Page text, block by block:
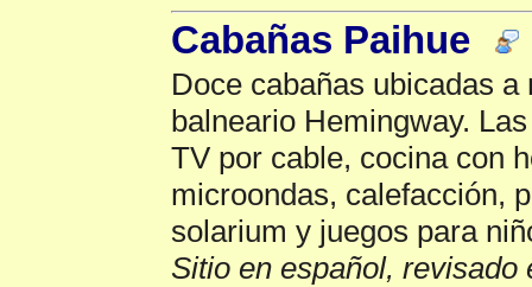
Cabañas Paihue
Doce cabañas ubicadas
balneario Hemingway.
TV por cable, cocina con
microondas, calefacción,
solarium y juegos para
Sitio en español, revisado